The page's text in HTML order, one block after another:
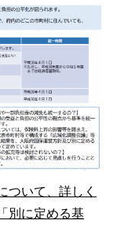
ついて、詳しく
別に定める基